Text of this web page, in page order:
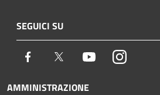
SEGUICI SU
Facebook Twitter YoutubeInstagram
AMMINISTRAZIONE